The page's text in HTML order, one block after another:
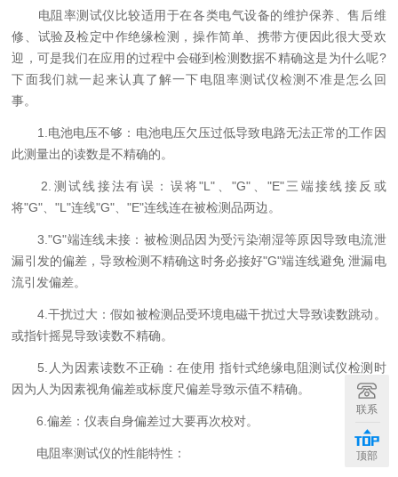
电阻率测试仪比较适用于在各类电气设备的维护保养、售后维
修、试验及检定中作绝缘检测，操作简单、携带方便因此很大受欢
迎，可是我们在应用的过程中会碰到检测数据不精确这是为什么呢?
下面我们就一起来认真了解一下电阻率测试仪检测不准是怎么回
事。
1.电池电压不够：电池电压欠压过低导致电路无法正常的工作因
此测量出的读数是不精确的。
2.测试线接法有误：误将"L"、"G"、"E"三端接线接反或
将"G"、"L"连线"G"、"E"连线连在被检测品两边。
3."G"端连线未接：被检测品因为受污染潮湿等原因导致电流泄
漏引发的偏差，导致检测不精确这时务必接好"G"端连线避免 泄漏电
流引发偏差。
4.干扰过大：假如被检测品受环境电磁干扰过大导致读数跳动。
或指针摇晃导致读数不精确。
5.人为因素读数不正确：在使用 指针式绝缘电阻测试仪检测时
因为人为因素视角偏差或标度尺偏差导致示值不精确。
6.偏差：仪表自身偏差过大要再次校对。
电阻率测试仪的性能特性：
联系
顶部